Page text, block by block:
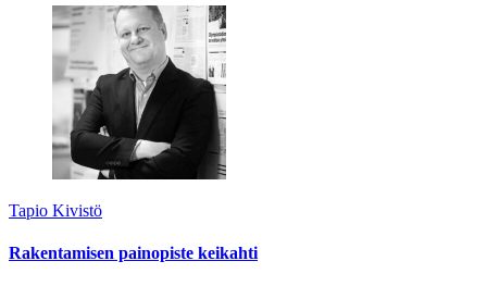
Tapio Kivistö
Rakentamisen painopiste keikahti